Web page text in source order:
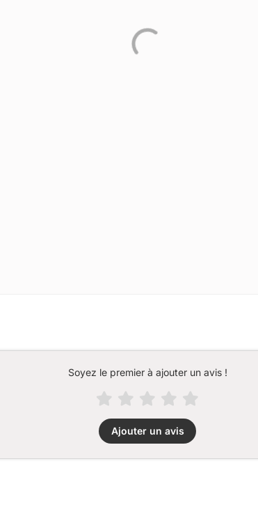
Soyez le premier à ajouter un avis !
Ajouter un avis